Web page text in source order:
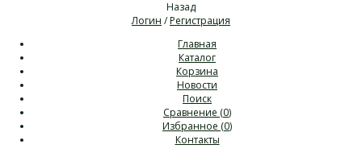
Назад
Логин /Регистрация
Главная
Каталог
Корзина
Новости
Поиск
Сравнение (0)
Избранное (0)
Контакты